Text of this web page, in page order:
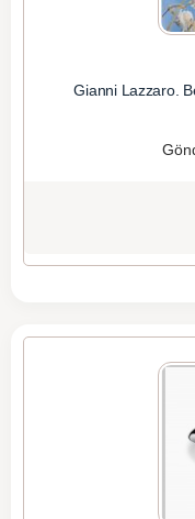
Gianni Lazzaro.